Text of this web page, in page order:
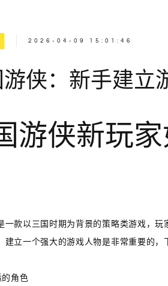
2026-04-09 15:01:46
侠：新手建立
游侠新玩
一款以三国时期为背景的策略类游戏，
建立一个强大的游戏人物是非常重要的，
的角色